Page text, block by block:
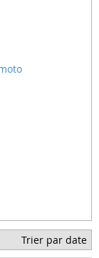
Trier par date